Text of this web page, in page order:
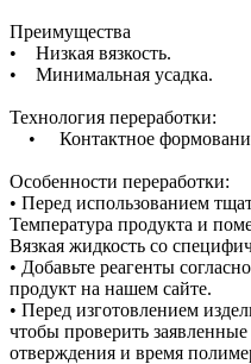
Преимущества
• Низкая вязкость.
• Минимальная усадка.
Технология переработки:
• Контактное
Особенности переработки:
• Перед использованием
Температура продукта и
Вязкая жидкость со
• Добавьте реагенты
продукт на нашем сайте.
• Перед изготовлением
чтобы проверить
отверждения и время